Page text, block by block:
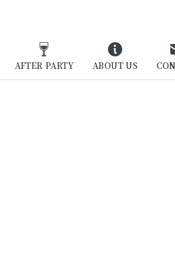
AFTER PARTY ABOUT US